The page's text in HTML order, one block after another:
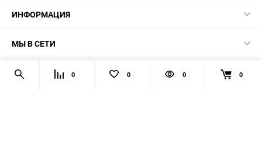
ИНФОРМАЦИЯ
МЫ В СЕТИ
КОНТАКТЫ 0 0 0 0